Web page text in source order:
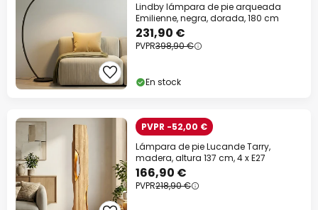
Lindby lámpara de pie arqueada
Emilienne, negra, dorada, 180 cm
231,90 €
PVPR398,90 €
En stock
PVPR -52,00 €
Lámpara de pie Lucande Tarry,
madera, altura 137 cm, 4 x E27
166,90 €
PVPR218,90 €